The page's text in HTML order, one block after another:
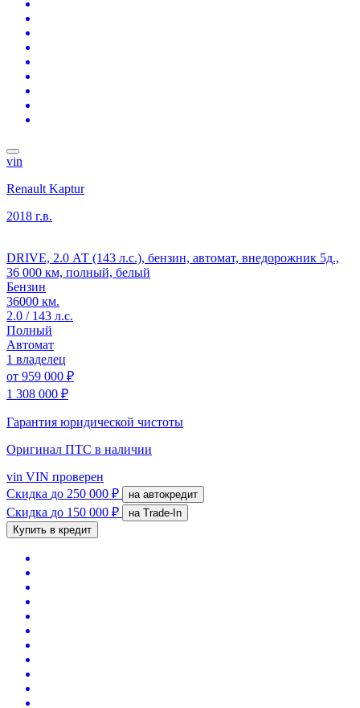
vin
Renault Kaptur
2018 г.в.
DRIVE, 2.0 АТ (143 л.с.), бензин, автомат, внедорожник 5д.,
36 000 км, полный, белый
Бензин
36000 км.
2.0 / 143 л.с.
Полный
Автомат
1 владелец
от 959 000 ₽
1 308 000 ₽
Гарантия юридической чистоты
Оригинал ПТС в наличии
vin VIN проверен
Скидка до 250 000 ₽ на автокредит
Скидка до 150 000 ₽
на Trade-In
Купить в кредит